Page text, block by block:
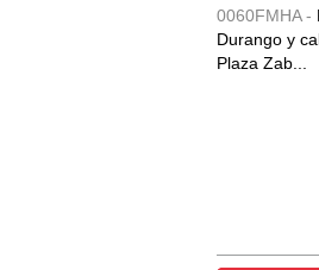
0060FMHA -
Durango y
Plaza Zab...